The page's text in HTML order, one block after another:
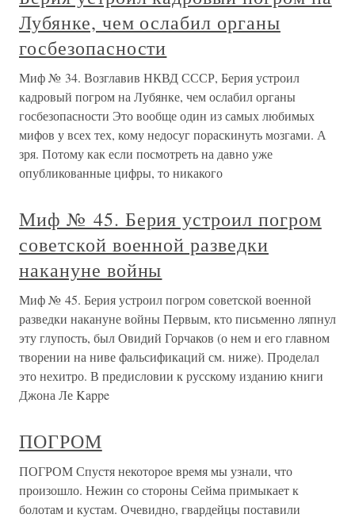
Лубянке, чем ослабил органы
госбезопасности
Миф № 34. Возглавив НКВД СССР, Берия устроил
кадровый погром на Лубянке, чем ослабил органы
госбезопасности Это вообще один из самых любимых
мифов у всех тех, кому недосуг пораскинуть мозгами. А
зря. Потому как если посмотреть на давно уже
опубликованные цифры, то никакого
Миф № 45. Берия устроил погром
советской военной разведки
накануне войны
Миф № 45. Берия устроил погром советской военной
разведки накануне войны Первым, кто письменно ляпнул
эту глупость, был Овидий Горчаков (о нем и его главном
творении на ниве фальсификаций см. ниже). Проделал
это нехитро. В предисловии к русскому изданию книги
Джона Ле Kappe
ПОГРОМ
ПОГРОМ Спустя некоторое время мы узнали, что
произошло. Нежин со стороны Сейма примыкает к
болотам и кустам. Очевидно, гвардейцы поставили